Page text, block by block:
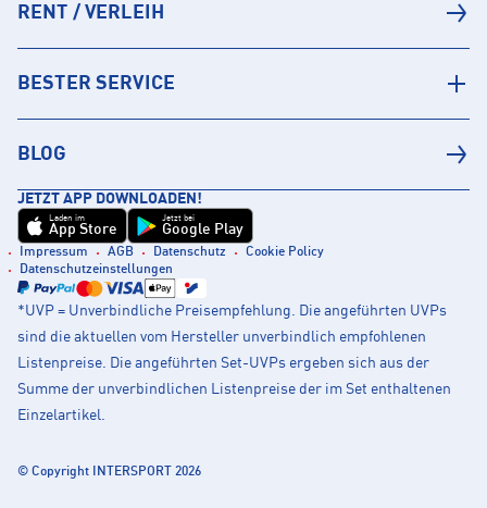
RENT / VERLEIH
BESTER SERVICE
BLOG
JETZT APP DOWNLOADEN!
Laden im
App Store
Jetzt bei
Google Play
Impressum AGB Datenschutz
Cookie Policy
Datenschutzeinstellungen
*UVP = Unverbindliche Preisempfehlung. Die angeführten UVPs
sind die aktuellen vom Hersteller unverbindlich empfohlenen
Listenpreise. Die angeführten Set-UVPs ergeben sich aus der
Summe der unverbindlichen Listenpreise der im Set enthaltenen
Einzelartikel.
© Copyright INTERSPORT 2026